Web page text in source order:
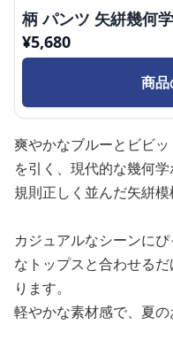
柄 パンツ 矢絣幾何
¥5,680
商品
爽やかなブルーとビビ
を引く、現代的な幾何学
規則正しく並んだ矢絣模
カジュアルなシーンに
なトップスと合わせる
ります。
軽やかな素材感で、夏の